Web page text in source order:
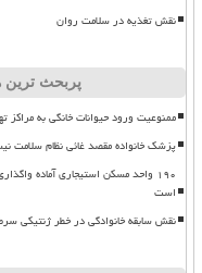
نقش تغذیه در سلامت روان
پربحث ترین
ممنوعیت ورود حیوانات خانگی به مراکز
پزشک خانواده مقصد غائی نظام سلامت
۱۹۰ واحد مسکن استیجاری آماده
است
نقش سابقه خانوادگی در خطر ژنتیکی